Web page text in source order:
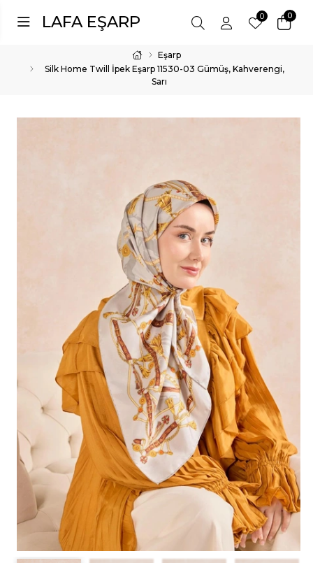
LAFA EŞARP 0
0
Eşarp
Silk Home Twill İpek Eşarp 11530-03 Gümüş, Kahverengi,
Sarı